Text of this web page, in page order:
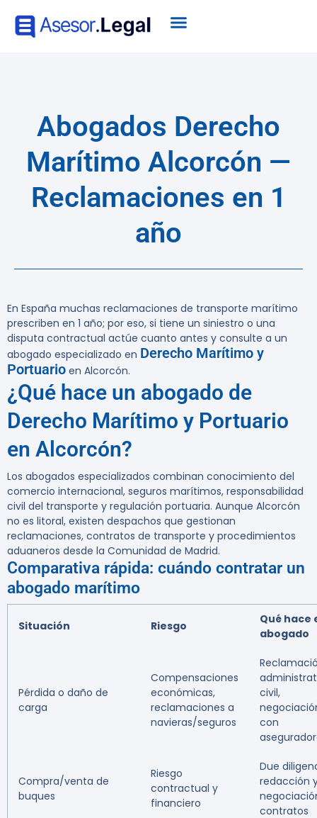
Abogados Derecho
Marítimo Alcorcón —
Reclamaciones en 1
año
En España muchas reclamaciones de transporte marítimo
prescriben en 1 año; por eso, si tiene un siniestro o una
disputa contractual actúe cuanto antes y consulte a un
abogado especializado en Derecho Marítimo y
Portuario en Alcorcón.
¿Qué hace un abogado de
Derecho Marítimo y Portuario
en Alcorcón?
Los abogados especializados combinan conocimiento del
comercio internacional, seguros marítimos, responsabilidad
civil del transporte y regulación portuaria. Aunque Alcorcón
no es litoral, existen despachos que gestionan
reclamaciones, contratos de transporte y procedimientos
aduaneros desde la Comunidad de Madrid.
Comparativa rápida: cuándo contratar un
abogado marítimo
Situación Riesgo
Qué hace
abogado
Pérdida o daño de
carga
Compensaciones
económicas,
reclamaciones a
navieras/seguros
civil,
con
Compra/venta de
buques
Riesgo
contractual y
financiero
Due
redacción
contratos